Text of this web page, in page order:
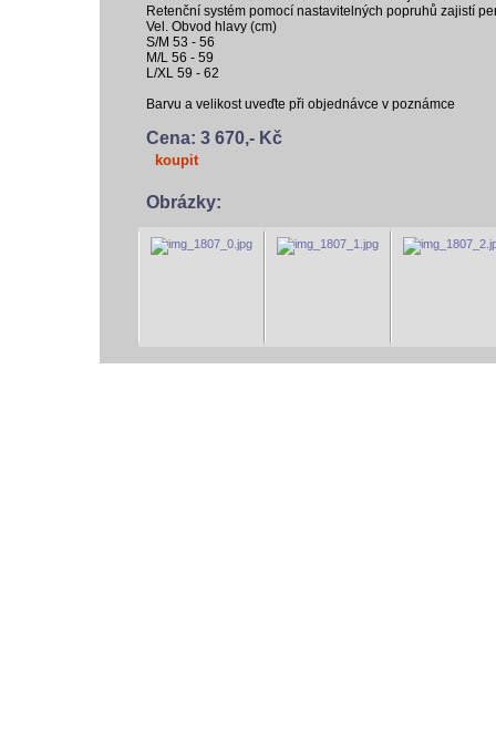
Retenční systém pomocí nastavitelných popruhů zajistí
Vel. Obvod hlavy (cm)
S/M 53 - 56
M/L 56 - 59
L/XL 59 - 62
Barvu a velikost uveďte při objednávce v poznámce
Cena: 3 670,- Kč
koupit
Obrázky: